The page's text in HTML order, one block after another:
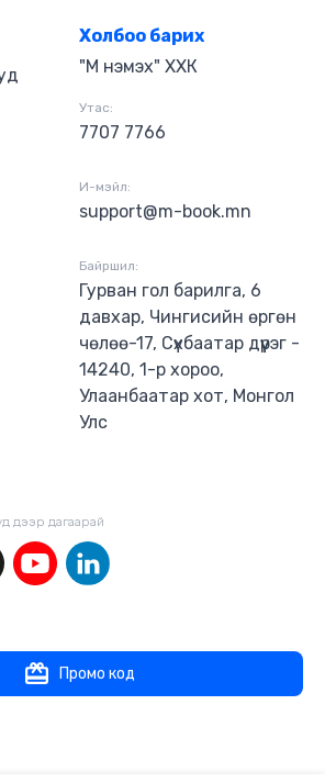
Холбоо барих
"М нэмэх" ХХК
Утас:
7707 7766
И-мэйл:
support@m-book.mn
Байршил:
Гурван гол барилга, 6
давхар, Чингисийн өргөн
чөлөө-17, Сүхбаатар дүүрэг -
14240, 1-р хороо,
Улаанбаатар хот, Монгол
Улс
дээр дагаaрай
Промо код